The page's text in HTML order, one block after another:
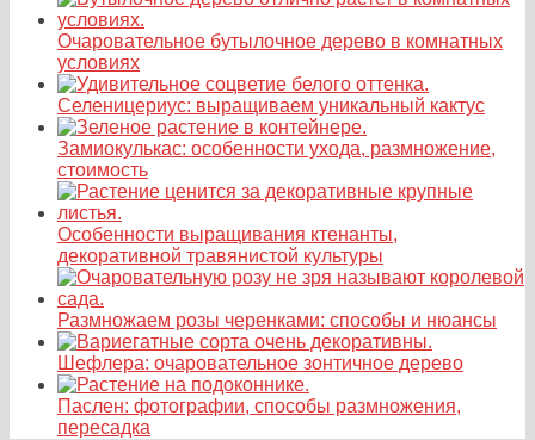
Очаровательное бутылочное дерево в комнатных
условиях
Селеницериус: выращиваем уникальный кактус
Замиокулькас: особенности ухода, размножение,
стоимость
Особенности выращивания ктенанты,
декоративной травянистой культуры
Размножаем розы черенками: способы и нюансы
Шефлера: очаровательное зонтичное дерево
Паслен: фотографии, способы размножения,
пересадка